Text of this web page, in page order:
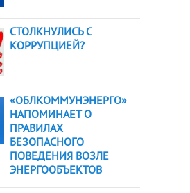
СТОЛКНУЛИСЬ С
КОРРУПЦИЕЙ?
«ОБЛКОММУНЭНЕРГО»
НАПОМИНАЕТ О
ПРАВИЛАХ
БЕЗОПАСНОГО
ПОВЕДЕНИЯ ВОЗЛЕ
ЭНЕРГООБЪЕКТОВ